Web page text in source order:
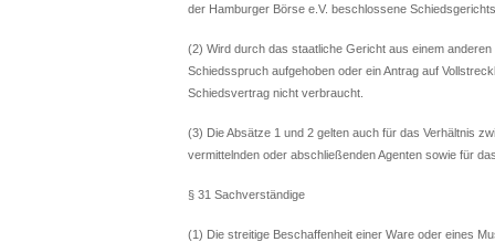
der Hamburger Börse e.V. beschlossene
(2) Wird durch das staatliche Gericht aus einem
Schiedsspruch aufgehoben oder ein Antrag auf
Schiedsvertrag nicht verbraucht.
(3) Die Absätze 1 und 2 gelten auch für das Verhältnis
vermittelnden oder abschließenden Agenten sowie für
§ 31 Sachverständige
(1) Die streitige Beschaffenheit einer Ware oder eines